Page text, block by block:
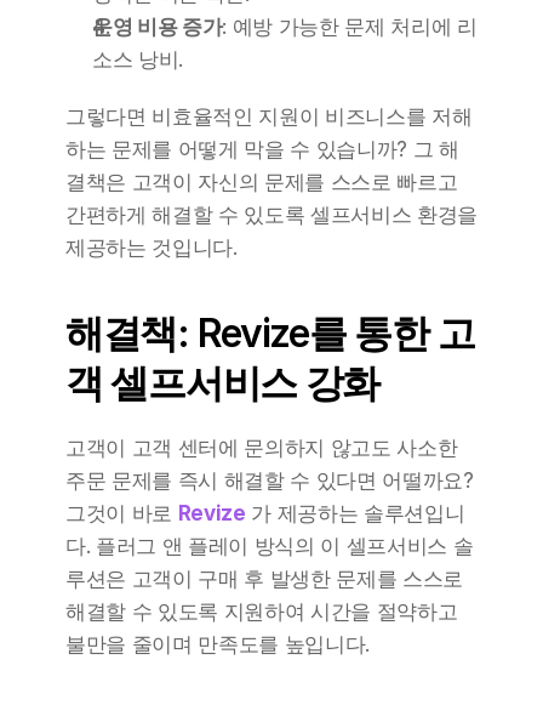
운영 비용 증가: 예방 가능한 문제 처리에 리
소스 낭비.
그렇다면 비효율적인 지원이 비즈니스를 저해
하는 문제를 어떻게 막을 수 있습니까? 그 해
결책은 고객이 자신의 문제를 스스로 빠르고
간편하게 해결할 수 있도록 셀프서비스 환경을
제공하는 것입니다.
해결책: Revize를 통한 고
객 셀프서비스 강화
고객이 고객 센터에 문의하지 않고도 사소한
주문 문제를 즉시 해결할 수 있다면 어떨까요?
그것이 바로 Revize 가 제공하는 솔루션입니
다. 플러그 앤 플레이 방식의 이 셀프서비스 솔
루션은 고객이 구매 후 발생한 문제를 스스로
해결할 수 있도록 지원하여 시간을 절약하고
불만을 줄이며 만족도를 높입니다.